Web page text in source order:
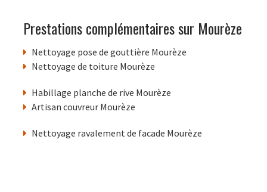
Prestations complémentaires sur Mourèze
Nettoyage pose de gouttière Mourèze
Nettoyage de toiture Mourèze
Habillage planche de rive Mourèze
Artisan couvreur Mourèze
Nettoyage ravalement de facade Mourèze